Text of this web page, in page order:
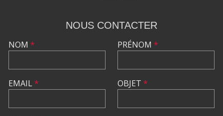
NOUS CONTACTER
NOM *
EMAIL*
PRÉNOM *
OBJET *